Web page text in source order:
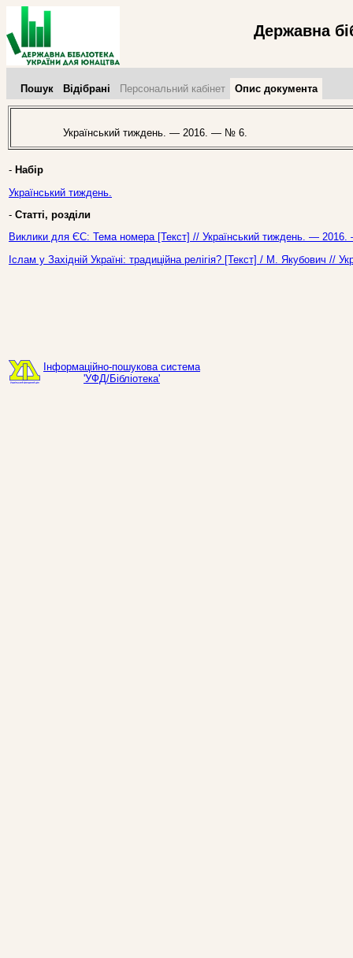
Державна
Пошук Відібрані Персональний кабінет Опис документа
Український тиждень. — 2016. — № 6.
- Набір
Український тиждень.
- Статті, розділи
Виклики для ЄС: Тема номера [Текст] // Український тиждень. —
Іслам у Західній Україні: традиційна релігія? [Текст] / М.
Інформаційно-пошукова система
'УФД/Бібліотека'